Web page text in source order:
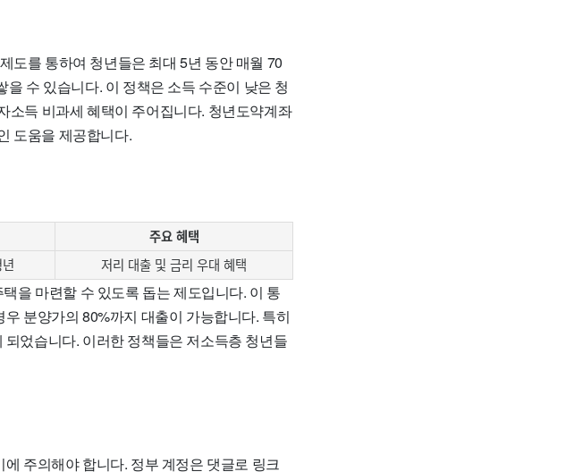
도를 통하여 청년들은 최대 5년 동안 매월 70
수 있습니다. 이 정책은 소득 수준이 낮은 청
소득 비과세 혜택이 주어집니다. 청년도약계좌
도움을 제공합니다.
주요 혜택
저리 대출 및 금리 우대 혜택
을 마련할 수 있도록 돕는 제도입니다. 이 통
분양가의 80%까지 대출이 가능합니다. 특히
었습니다. 이러한 정책들은 저소득층 청년들
주의해야 합니다. 정부 계정은 댓글로 링크